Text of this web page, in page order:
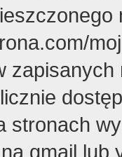
stronach
gmail lub